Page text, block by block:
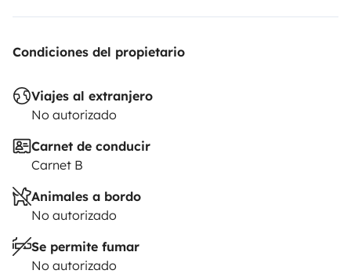
Condiciones del propietario
Viajes al extranjero
No autorizado
Carnet de conducir
Carnet B
Animales a bordo
No autorizado
Se permite fumar
No autorizado